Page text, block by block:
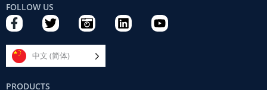
FOLLOW US
F
a
c
e
b
o
T
w
i
t
t
C
a
m
r
L
i
Y
o
中文 (简体)
PRODUCTS